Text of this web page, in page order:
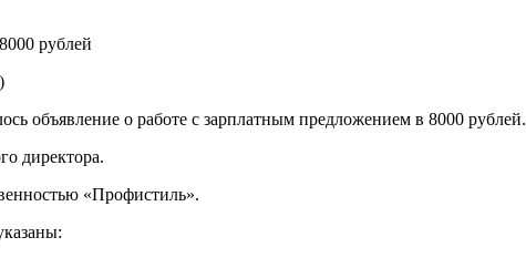
объявление о работе с зарплатным предложением в 8000 рублей.
директора.
«Профистиль».